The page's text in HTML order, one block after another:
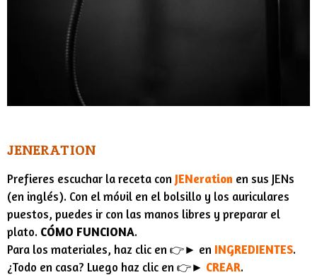
JENERATION
Prefieres escuchar la receta con JENeration en sus JENs
(en inglés). Con el móvil en el bolsillo y los auriculares
puestos, puedes ir con las manos libres y preparar el
plato. CÓMO FUNCIONA.
Para los materiales, haz clic en 👉► en INGREDIENTES.
¿Todo en casa? Luego haz clic en 👉► CREAR.